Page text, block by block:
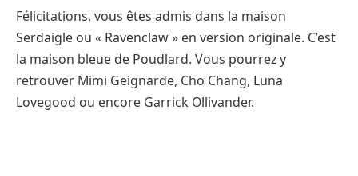
Félicitations, vous êtes admis dans la maison
Serdaigle ou « Ravenclaw » en version originale. C’est
la maison bleue de Poudlard. Vous pourrez y
retrouver Mimi Geignarde, Cho Chang, Luna
Lovegood ou encore Garrick Ollivander.